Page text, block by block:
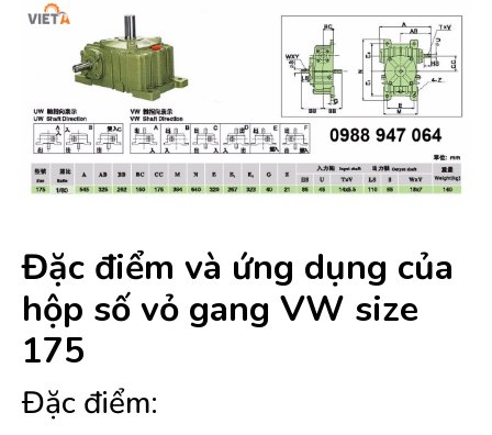
Đặc điểm và ứng dụng của
hộp số vỏ gang VW size
175
Đặc điểm: